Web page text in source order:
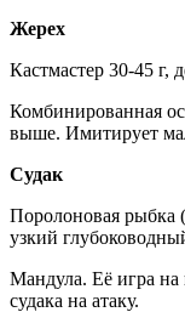
Жерех
Кастмастер 30-45 г,
Комбинированная
выше. Имитирует
Судак
Поролоновая рыбка
узкий
Мандула. Её игра на
судака на атаку.